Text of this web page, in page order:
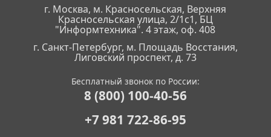
г. Москва, м. Красносельская, Верхняя
Красносельская улица, 2/1с1, БЦ
"Информтехника". 4 этаж, оф. 408
г. Санкт-Петербург, м. Площадь Восстания,
Лиговский проспект, д. 73
Бесплатный звонок по России:
8 (800) 100-40-56
+7 981 722-86-95